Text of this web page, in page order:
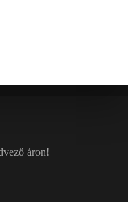
áron!